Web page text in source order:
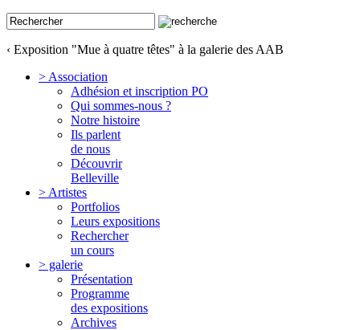
‹ Exposition "Mue à quatre têtes" à la galerie des AAB
> Association
Adhésion et inscription PO
Qui sommes-nous ?
Notre histoire
Ils parlent
de nous
Découvrir
Belleville
> Artistes
Portfolios
Leurs expositions
Rechercher
un cours
> galerie
Présentation
Programme
des expositions
Archives